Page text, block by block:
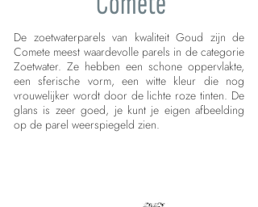
De zoetwaterparels van kwaliteit Goud zijn de
Comete meest waardevolle parels in de categorie
Zoetwater. Ze hebben een schone oppervlakte,
een sferische vorm, een witte kleur die nog
vrouwelijker wordt door de lichte roze tinten. De
glans is zeer goed, je kunt je eigen afbeelding
op de parel weerspiegeld zien.